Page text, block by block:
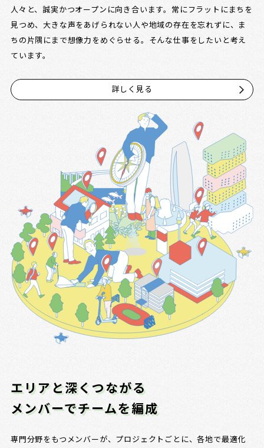
人々と、誠実かつオープンに向き合います。常にフラットにまちを
見つめ、大きな声をあげられない人や地域の存在を忘れずに、ま
ちの片隅にまで想像力をめぐらせる。そんな仕事をしたいと考え
ています。
詳しく見る
エリアと深くつながる
メンバーでチームを編成
専門分野をもつメンバーが、プロジェクトごとに、各地で最適化